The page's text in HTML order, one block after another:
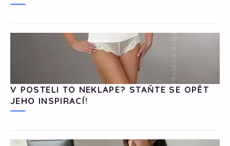
V POSTELI TO NEKLAPE? STAŇTE SE OPĚT
JEHO INSPIRACÍ!